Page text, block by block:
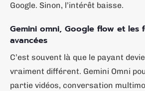
Google. Sinon, l’intérêt baisse.
Gemini omni, Google flow et les
avancées
C’est souvent là que le payant
vraiment différent. Gemini Omni
partie vidéos, conversation